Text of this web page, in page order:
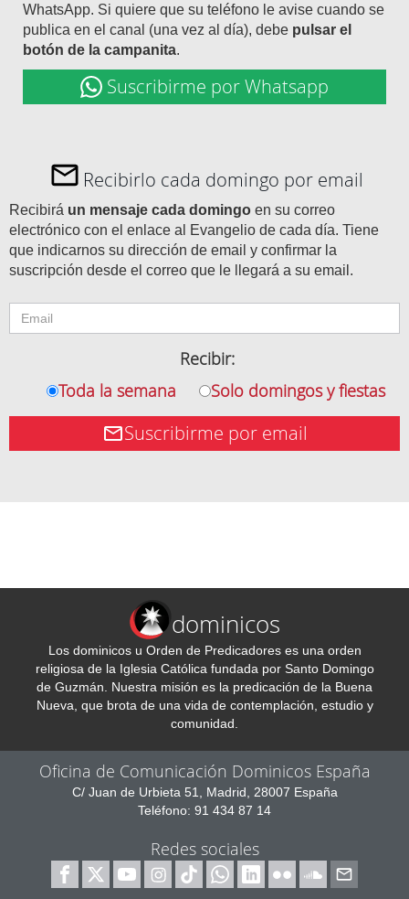
WhatsApp. Si quiere que su teléfono le avise cuando se
publica en el canal (una vez al día), debe pulsar el
botón de la campanita.
Suscribirme por Whatsapp
Recibirlo cada domingo por email
Recibirá un mensaje cada domingo en su correo
electrónico con el enlace al Evangelio de cada día. Tiene
que indicarnos su dirección de email y confirmar la
suscripción desde el correo que le llegará a su email.
Recibir:
Toda la semana
Solo domingos y fiestas
Suscribirme por email
dominicos
Los dominicos u Orden de Predicadores es una orden
religiosa de la Iglesia Católica fundada por Santo Domingo
de Guzmán. Nuestra misión es la predicación de la Buena
Nueva, que brota de una vida de contemplación, estudio y
comunidad.
Oficina de Comunicación Dominicos España
C/ Juan de Urbieta 51, Madrid, 28007 España
Teléfono: 91 434 87 14
Redes sociales